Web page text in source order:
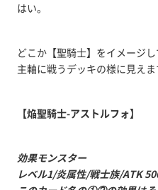
はい。
どこか【聖騎士】をイメージ
主軸に戦うデッキの様に見えま
【焔聖騎士-アストルフォ】
効果モンスター
レベル1/炎属性/戦士族/ATK